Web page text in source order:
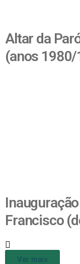
Altar da
(anos
Francisco
Ver mais